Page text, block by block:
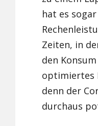
hat es
Zeiten, in
den
optimiertes
denn der
durchaus